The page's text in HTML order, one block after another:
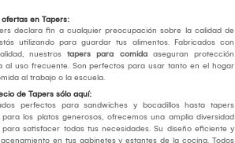
en Tapers:
declara fin a cualquier preocupación sobre la calidad de
utilizando para guardar tus alimentos. Fabricados con
nuestros tapers para comida aseguran protección
al uso frecuente. Son perfectos para usar tanto en el hogar
al trabajo o la escuela.
de Tapers sólo aquí:
perfectos para sandwiches y bocadillos hasta tapers
los platos generosos, ofrecemos una amplia diversidad
satisfacer todas tus necesidades. Su diseño eficiente y
en tus gabinetes y estantes de la cocina. Todos